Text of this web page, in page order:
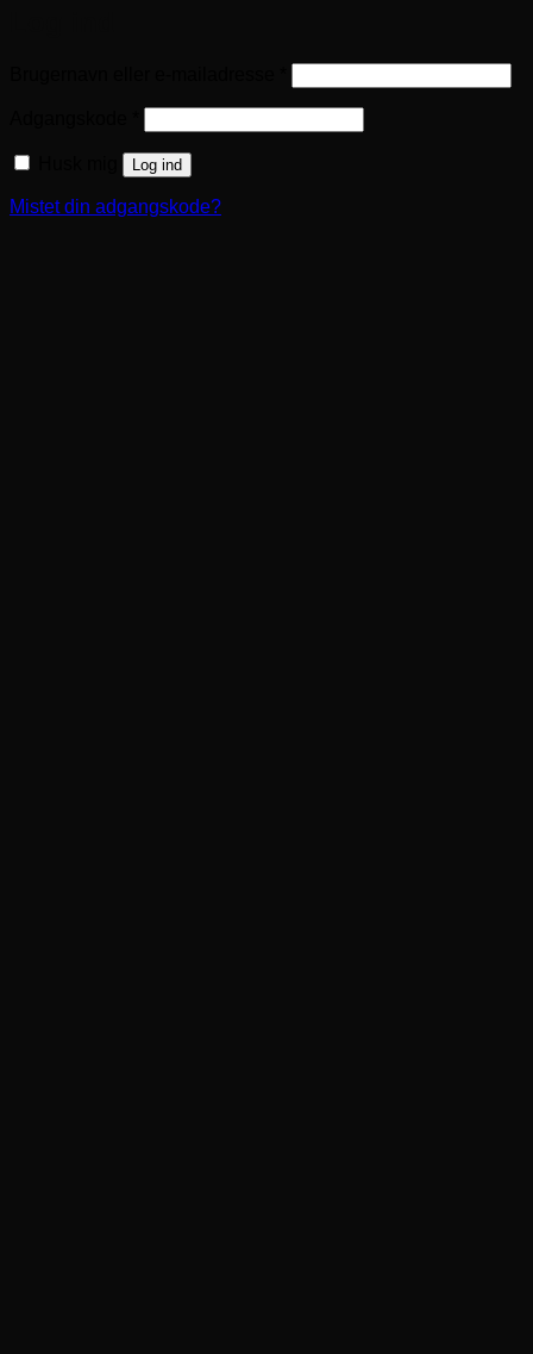
Log ind
Mistet din adgangskode?